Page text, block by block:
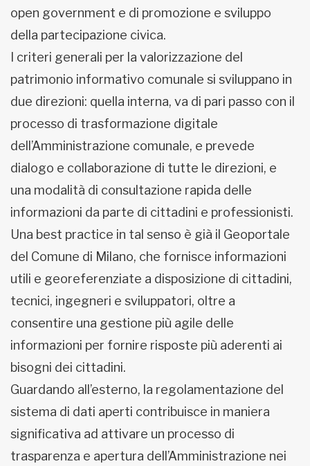
open government e di promozione e sviluppo
della partecipazione civica.
I criteri generali per la valorizzazione del
patrimonio informativo comunale si sviluppano in
due direzioni: quella interna, va di pari passo con il
processo di trasformazione digitale
dell’Amministrazione comunale, e prevede
dialogo e collaborazione di tutte le direzioni, e
una modalità di consultazione rapida delle
informazioni da parte di cittadini e professionisti.
Una best practice in tal senso è già il Geoportale
del Comune di Milano, che fornisce informazioni
utili e georeferenziate a disposizione di cittadini,
tecnici, ingegneri e sviluppatori, oltre a
consentire una gestione più agile delle
informazioni per fornire risposte più aderenti ai
bisogni dei cittadini.
Guardando all’esterno, la regolamentazione del
sistema di dati aperti contribuisce in maniera
significativa ad attivare un processo di
trasparenza e apertura dell’Amministrazione nei